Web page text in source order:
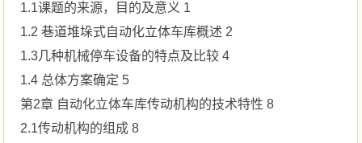
1.1课题的来源，目的及意义 1
1.2 巷道堆垛式自动化立体车库概述 2
1.3几种机械停车设备的特点及比较 4
1.4 总体方案确定 5
第2章 自动化立体车库传动机构的技术特性 8
2.1传动机构的组成 8